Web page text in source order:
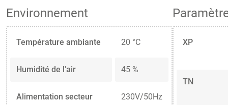
Environnement
Température ambiante 20 °C
Humidité de l'air 45 %
Alimentation secteur 230V/50Hz
XP
TN